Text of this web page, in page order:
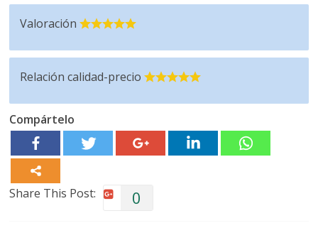
Valoración
Relación calidad-precio
Compártelo
Share This Post: 0